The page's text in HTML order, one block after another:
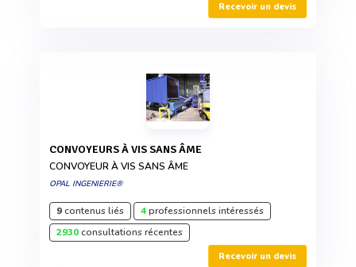
Recevoir un devis
CONVOYEURS À VIS SANS ÂME
CONVOYEUR À VIS SANS ÂME
OPAL INGENIERIE®
9contenus liés 4professionnels intéressés
2930consultations récentes
Recevoir un devis